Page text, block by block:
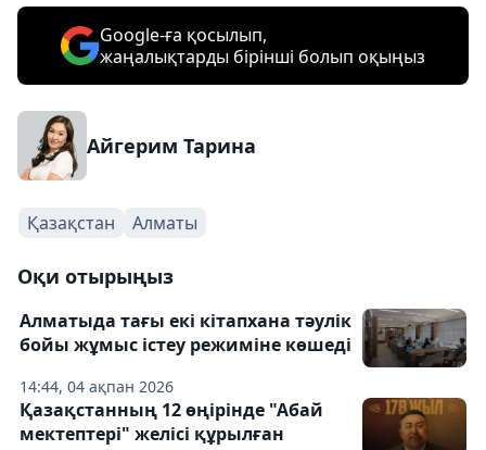
Google-ға қосылып,
жаңалықтарды бірінші болып оқыңыз
Айгерим Тарина
Қазақстан Алматы
Оқи отырыңыз
14:44, 04 ақпан 2026
Алматыда тағы екі кітапхана тәулік
бойы жұмыс істеу режиміне көшеді
Қазақстанның 12 өңірінде "Абай
мектептері" желісі құрылған